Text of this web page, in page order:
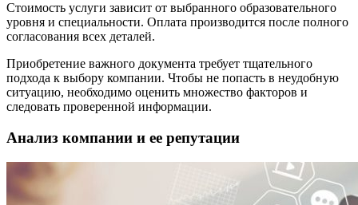
Стоимость услуги зависит от выбранного образовательного
уровня и специальности. Оплата производится после полного
согласования всех деталей.
Приобретение важного документа требует тщательного
подхода к выбору компании. Чтобы не попасть в неудобную
ситуацию, необходимо оценить множество факторов и
следовать проверенной информации.
Анализ компании и ее репутации